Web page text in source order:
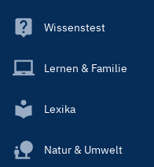
Wissenstest
Lernen & Familie
Lexika
Natur & Umwelt